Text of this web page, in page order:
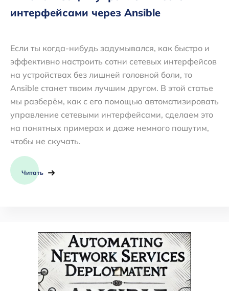
интерфейсами через Ansible
Если ты когда-нибудь задумывался, как быстро и
эффективно настроить сотни сетевых интерфейсов
на устройствах без лишней головной боли, то
Ansible станет твоим лучшим другом. В этой статье
мы разберём, как с его помощью автоматизировать
управление сетевыми интерфейсами, сделаем это
на понятных примерах и даже немного пошутим,
чтобы не скучать.
Читать